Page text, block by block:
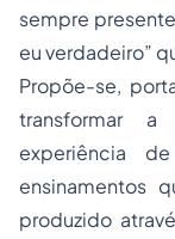
sempre
eu verdadeiro”
Propõe-se,
transformar
experiência
ensinamentos
produzido